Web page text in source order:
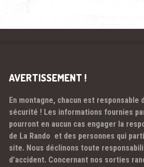
AVERTISSEMENT !
En montagne, chacun est responsable
sécurité ! Les informations fournies
pourront en aucun cas engager la
de La Rando et des personnes qui
site. Nous déclinons toute
d’accident. Concernant nos sorties